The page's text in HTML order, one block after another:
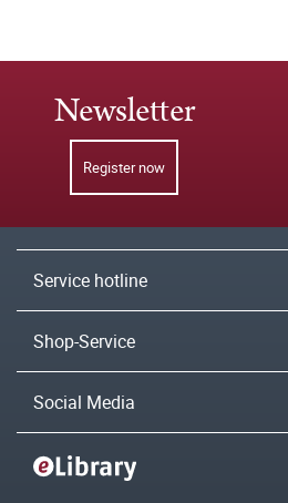
Newsletter
Register now
Service hotline
Shop-Service
Social Media